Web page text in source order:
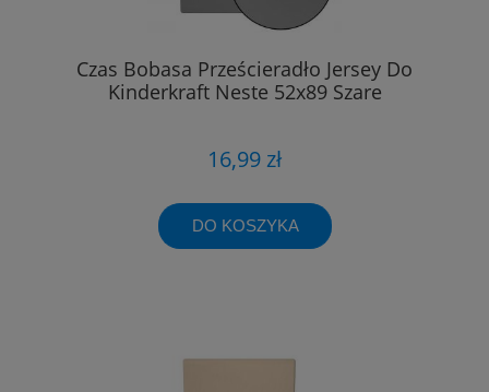
Czas Bobasa Prześcieradło Jersey Do
Kinderkraft Neste 52x89 Szare
16,99 zł
DO KOSZYKA